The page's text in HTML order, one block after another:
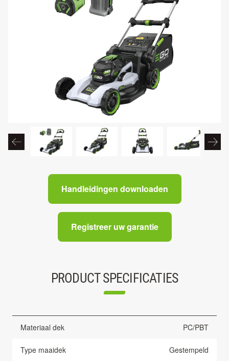
Handleidingen downloaden
Registreer uw garantie
PRODUCT SPECIFICATIES
Materiaal dek PC/PBT
Type maaidek Gestempeld